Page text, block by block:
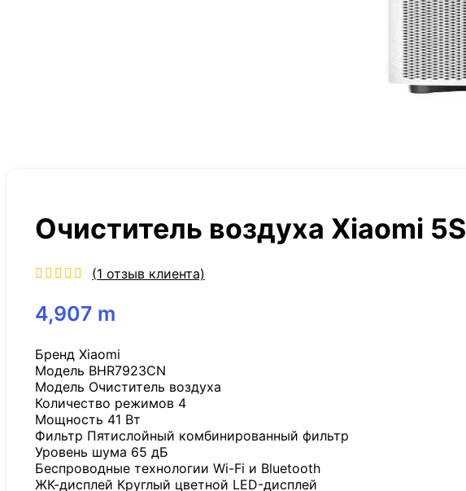
Очиститель воздуха Xiaomi 5S
(1 отзыв клиента)
4,907 m
Бренд Xiaomi
Модель BHR7923CN
Модель Очиститель воздуха
Количество режимов 4
Мощность 41 Вт
Фильтр Пятислойный комбинированный фильтр
Уровень шума 65 дБ
Беспроводные технологии Wi-Fi и Bluetooth
ЖК-дисплей Круглый цветной LED-дисплей